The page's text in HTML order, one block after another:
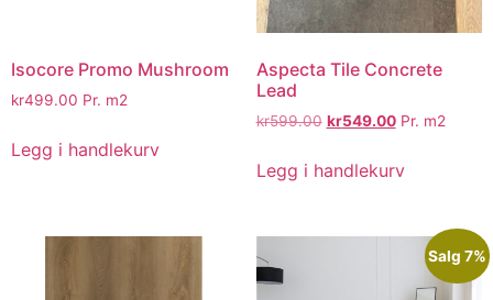
Isocore Promo Mushroom
kr499.00 Pr. m2
Legg i handlekurv
Aspecta Tile Concrete
Lead
kr599.00 kr549.00Pr. m2
Legg i handlekurv
Salg 7%